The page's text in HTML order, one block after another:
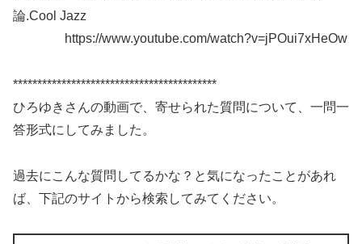
論.Cool Jazz
https://www.youtube.com/watch?v=jPOui7xHeOw
******************************************
ひろゆきさんの動画で、寄せられた質問について、一問一
答形式にしてみました。
過去にこんな質問してるかな？と気になったことがあれ
ば、下記のサイトから検索してみてください。